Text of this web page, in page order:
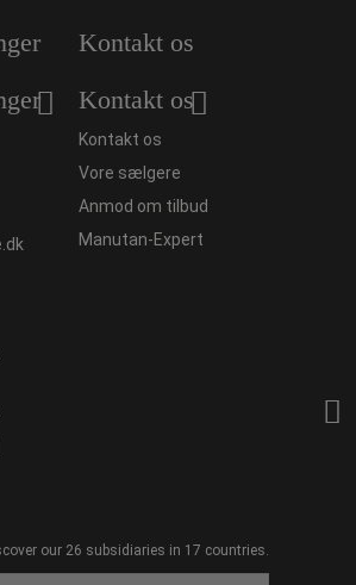
Kontakt os
Kontakt os
Kontakt os
Vore sælgere
Anmod om tilbud
Manutan-Expert
our 26 subsidiaries in 17 countries.